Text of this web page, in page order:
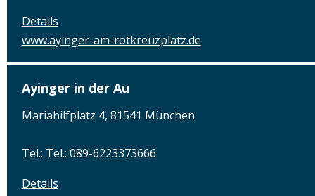
Details
www.ayinger-am-rotkreuzplatz.de
Ayinger in der Au
Mariahilfplatz 4, 81541 München
Tel.: Tel.: 089-6223373666
Details